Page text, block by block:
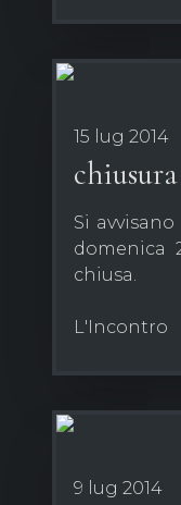
15 lug 2014
Si
domenica
chiusa.
L'Incontro
9 lug 2014